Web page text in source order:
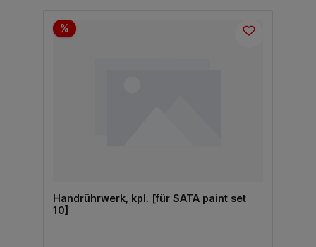
%
Handrührwerk, kpl. [für SATA paint set
10]